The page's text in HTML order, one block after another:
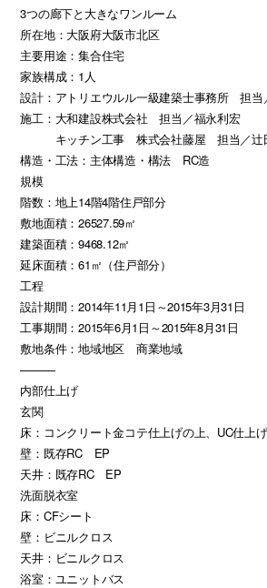
3つの廊下と大きなワンルーム
所在地：大阪府大阪市北区
主要用途：集合住宅
家族構成：1人
設計：アトリエウルル一級建築士事務所 担
施工：大和建設株式会社 担当／福永利宏
キッチン工事 株式会社藤屋 担当／辻
構造・工法：主体構造・構法 RC造
規模
階数：地上14階4階住戸部分
敷地面積：26527.59㎡
建築面積：9468.12㎡
延床面積：61㎡（住戸部分）
工程
設計期間：2014年11月1日～2015年3月31日
工事期間：2015年6月1日～2015年8月31日
敷地条件：地域地区 商業地域
———
内部仕上げ
玄関
床：コンクリート金コテ仕上げの上、UC仕上げ
壁：既存RC EP
天井：既存RC EP
洗面脱衣室
床：CFシート
壁：ビニルクロス
天井：ビニルクロス
浴室：ユニットバス